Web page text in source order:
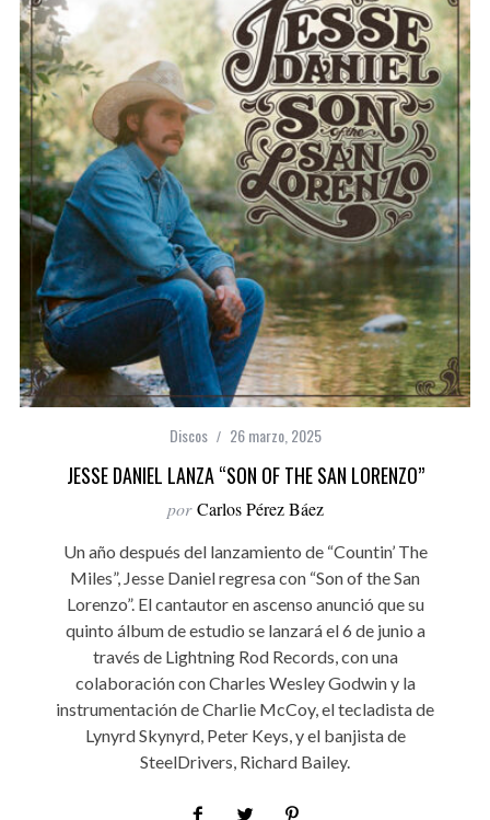
Discos 26 marzo, 2025
JESSE DANIEL LANZA “SON OF THE SAN LORENZO”
por Carlos Pérez Báez
Un año después del lanzamiento de “Countin’ The
Miles”, Jesse Daniel regresa con “Son of the San
Lorenzo”. El cantautor en ascenso anunció que su
quinto álbum de estudio se lanzará el 6 de junio a
través de Lightning Rod Records, con una
colaboración con Charles Wesley Godwin y la
instrumentación de Charlie McCoy, el tecladista de
Lynyrd Skynyrd, Peter Keys, y el banjista de
SteelDrivers, Richard Bailey.